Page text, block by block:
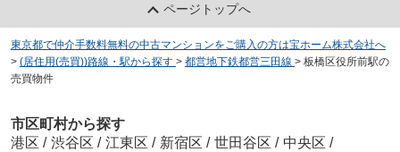
ページトップへ
東京都で仲介手数料無料の中古マンションをご購入の方は宝ホーム株式会社へ
> (居住用(売買))路線・駅から探す > 都営地下鉄都営三田線 > 板橋区役所前駅の
売買物件
市区町村から探す
港区 / 渋谷区 / 江東区 / 新宿区 / 世田谷区 / 中央区 /